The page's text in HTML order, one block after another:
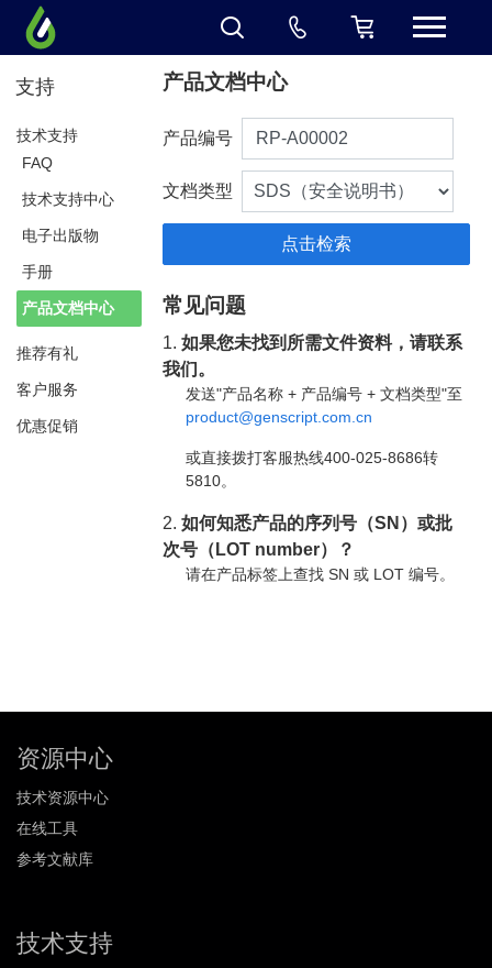
支持
技术支持
FAQ
技术支持中心
电子出版物
手册
产品文档中心
推荐有礼
客户服务
优惠促销
产品文档中心
产品编号
文档类型
常见问题
1.如果您未找到所需文件资料，请联系
我们。
发送"产品名称 + 产品编号 + 文档类型"至
product@genscript.com.cn
或直接拨打客服热线400-025-8686转
5810。
2.如何知悉产品的序列号（SN）或批
次号（LOT number）？
请在产品标签上查找 SN 或 LOT 编号。
资源中心
技术资源中心
在线工具
参考文献库
技术支持